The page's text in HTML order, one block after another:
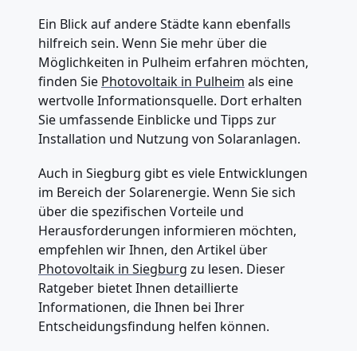
Ein Blick auf andere Städte kann ebenfalls
hilfreich sein. Wenn Sie mehr über die
Möglichkeiten in Pulheim erfahren möchten,
finden Sie Photovoltaik in Pulheim als eine
wertvolle Informationsquelle. Dort erhalten
Sie umfassende Einblicke und Tipps zur
Installation und Nutzung von Solaranlagen.
Auch in Siegburg gibt es viele Entwicklungen
im Bereich der Solarenergie. Wenn Sie sich
über die spezifischen Vorteile und
Herausforderungen informieren möchten,
empfehlen wir Ihnen, den Artikel über
Photovoltaik in Siegburg zu lesen. Dieser
Ratgeber bietet Ihnen detaillierte
Informationen, die Ihnen bei Ihrer
Entscheidungsfindung helfen können.